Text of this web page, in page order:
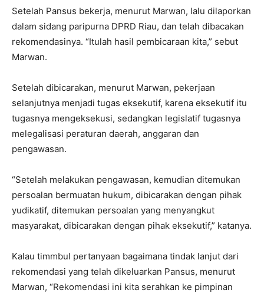
Setelah Pansus bekerja, menurut Marwan, lalu dilaporkan
dalam sidang paripurna DPRD Riau, dan telah dibacakan
rekomendasinya. “Itulah hasil pembicaraan kita,” sebut
Marwan.
Setelah dibicarakan, menurut Marwan, pekerjaan
selanjutnya menjadi tugas eksekutif, karena eksekutif itu
tugasnya mengeksekusi, sedangkan legislatif tugasnya
melegalisasi peraturan daerah, anggaran dan
pengawasan.
“Setelah melakukan pengawasan, kemudian ditemukan
persoalan bermuatan hukum, dibicarakan dengan pihak
yudikatif, ditemukan persoalan yang menyangkut
masyarakat, dibicarakan dengan pihak eksekutif,” katanya.
Kalau timmbul pertanyaan bagaimana tindak lanjut dari
rekomendasi yang telah dikeluarkan Pansus, menurut
Marwan, “Rekomendasi ini kita serahkan ke pimpinan